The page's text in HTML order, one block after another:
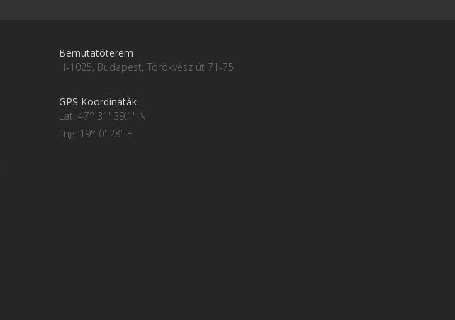
Bemutatóterem
H-1025, Budapest, Törökvész út 71-75.
GPS Koordináták
Lat: 47° 31' 39.1" N
Lng: 19° 0' 28" E